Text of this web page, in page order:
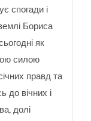
спогади і
Бориса
як
силою
правд та
до вічних і
долі